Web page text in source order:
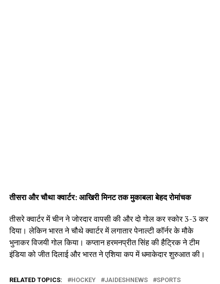
तीसरा और चौथा क्वार्टर: आखिरी मिनट तक मुकाबला बेहद रोमांचक
तीसरे क्वार्टर में चीन ने जोरदार वापसी की और दो गोल कर स्कोर 3-3 कर
दिया। लेकिन भारत ने चौथे क्वार्टर में लगातार पेनाल्टी कॉर्नर के मौके
भुनाकर विजयी गोल किया। कप्तान हरमनप्रीत सिंह की हैट्रिक ने टीम
इंडिया को जीत दिलाई और भारत ने एशिया कप में धमाकेदार शुरुआत की।
RELATED TOPICS: HOCKEY JAIDESHNEWS
SPORTS